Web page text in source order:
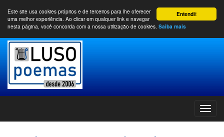
Entendi!
Este site usa cookies próprios e de terceiros para lhe oferecer
uma melhor experiência. Ao clicar em qualquer link e navegar
nesta página, você concorda com a nossa utilização de cookies. Saiba mais